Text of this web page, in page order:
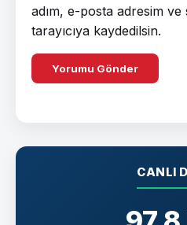
adım, e-posta adresim
tarayıcıya kaydedilsin.
CANLI